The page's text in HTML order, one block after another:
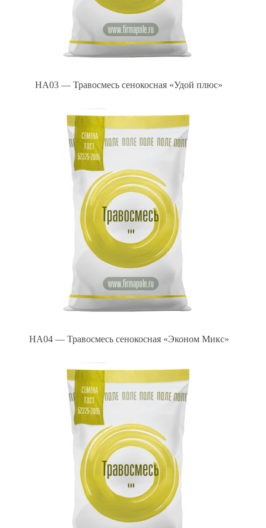
HA03 — Травосмесь сенокосная «Удой плюс»
HA04 — Травосмесь сенокосная «Эконом Микс»